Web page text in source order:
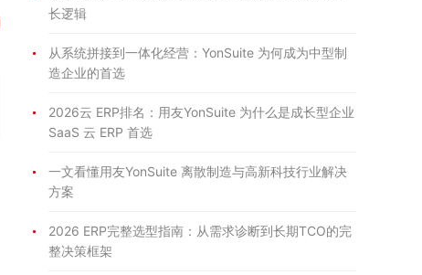
长逻辑
从系统拼接到一体化经营：YonSuite 为何成为中型制
造企业的首选
2026云 ERP排名：用友YonSuite 为什么是成长型企业
SaaS 云 ERP 首选
一文看懂用友YonSuite 离散制造与高新科技行业解决
方案
2026 ERP完整选型指南：从需求诊断到长期TCO的完
整决策框架